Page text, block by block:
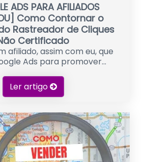
ADS PARA AFILIADOS
Como Contornar o
Rastreador de Cliques
Certificado
afiliado, assim com eu, que
Ads para promover...
Ler artigo